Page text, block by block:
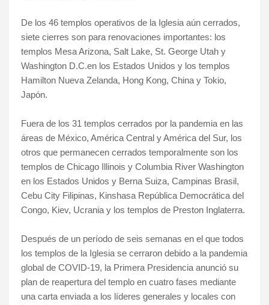
De los 46 templos operativos de la Iglesia aún cerrados,
siete cierres son para renovaciones importantes: los
templos Mesa Arizona, Salt Lake, St. George Utah y
Washington D.C.en los Estados Unidos y los templos
Hamilton Nueva Zelanda, Hong Kong, China y Tokio,
Japón.
Fuera de los 31 templos cerrados por la pandemia en las
áreas de México, América Central y América del Sur, los
otros que permanecen cerrados temporalmente son los
templos de Chicago Illinois y Columbia River Washington
en los Estados Unidos y Berna Suiza, Campinas Brasil,
Cebu City Filipinas, Kinshasa República Democrática del
Congo, Kiev, Ucrania y los templos de Preston Inglaterra.
Después de un período de seis semanas en el que todos
los templos de la Iglesia se cerraron debido a la pandemia
global de COVID-19, la Primera Presidencia anunció su
plan de reapertura del templo en cuatro fases mediante
una carta enviada a los líderes generales y locales con